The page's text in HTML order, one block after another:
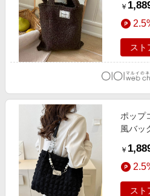
￥
スト
ポップ
風バッ
￥
スト